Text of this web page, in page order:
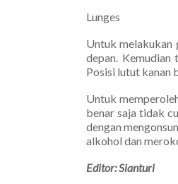
Lunges
Untuk melakukan
depan. Kemudian
Posisi lutut kanan
Untuk
benar saja tidak
dengan
alkohol dan
Editor: Sianturi